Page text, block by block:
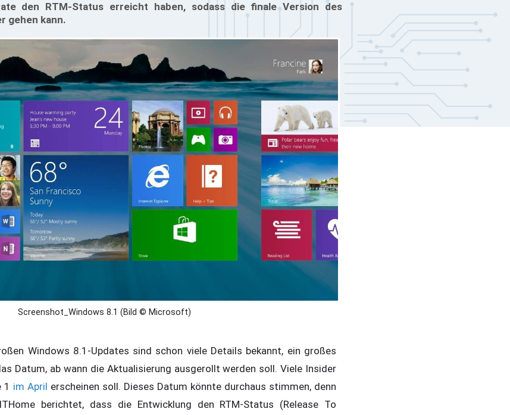
den RTM-Status erreicht haben, sodass die finale Version des
gehen kann.
Screenshot_Windows 8.1 (Bild © Microsoft)
Windows 8.1-Updates sind schon viele Details bekannt, ein großes
Datum, ab wann die Aktualisierung ausgerollt werden soll. Viele Insider
1 im April erscheinen soll. Dieses Datum könnte durchaus stimmen, denn
berichtet, dass die Entwicklung den RTM-Status (Release To